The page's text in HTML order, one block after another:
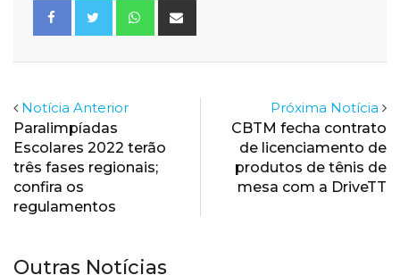
Whatsapp
Notícia Anterior
Paralimpíadas
Escolares 2022 terão
três fases regionais;
confira os
regulamentos
Próxima Notícia
CBTM fecha contrato
de licenciamento de
produtos de tênis de
mesa com a DriveTT
Outras Notícias